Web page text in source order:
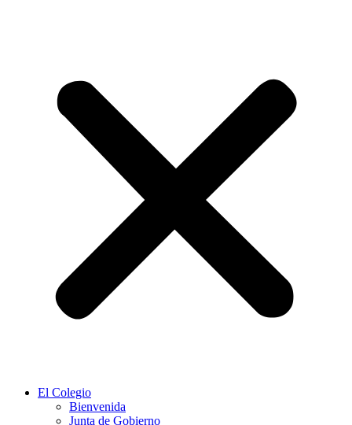
El Colegio
Bienvenida
Junta de Gobierno